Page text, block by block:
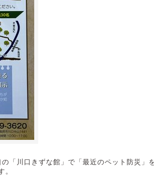
川口きずな館」で「最近のペット防災」
。